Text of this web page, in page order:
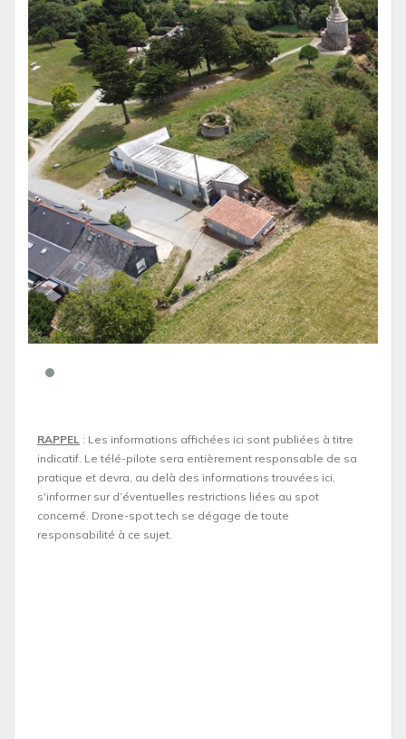
RAPPEL : Les informations affichées ici sont publiées à titre
indicatif. Le télé-pilote sera entièrement responsable de sa
pratique et devra, au delà des informations trouvées ici,
s'informer sur d’éventuelles restrictions liées au spot
concerné. Drone-spot.tech se dégage de toute
responsabilité à ce sujet.